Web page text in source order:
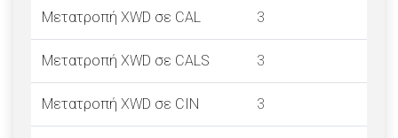
Μετατροπή XWD σε CAL 3
Μετατροπή XWD σε CALS 3
Μετατροπή XWD σε CIN 3